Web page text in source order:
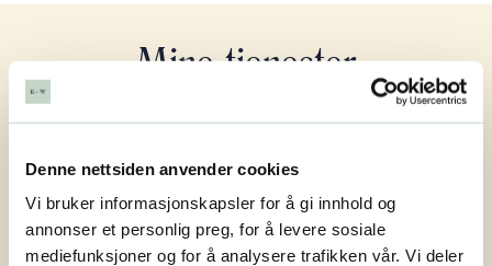
Denne nettsiden anvender cookies
Vi bruker informasjonskapsler for å gi innhold og
annonser et personlig preg, for å levere sosiale
mediefunksjoner og for å analysere trafikken vår. Vi deler
Mine tjenester